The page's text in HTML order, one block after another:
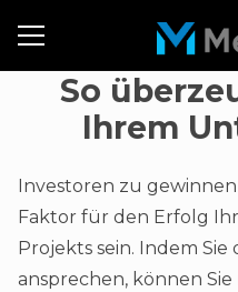
So
Ihrem
Investoren zu
Faktor für den Erfolg
Projekts sein. Indem
ansprechen, können